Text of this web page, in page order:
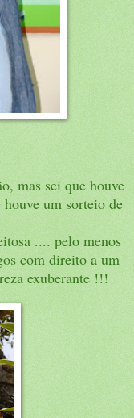
mas sei que houve
um sorteio de
.... pelo menos
com direito a um
exuberante !!!